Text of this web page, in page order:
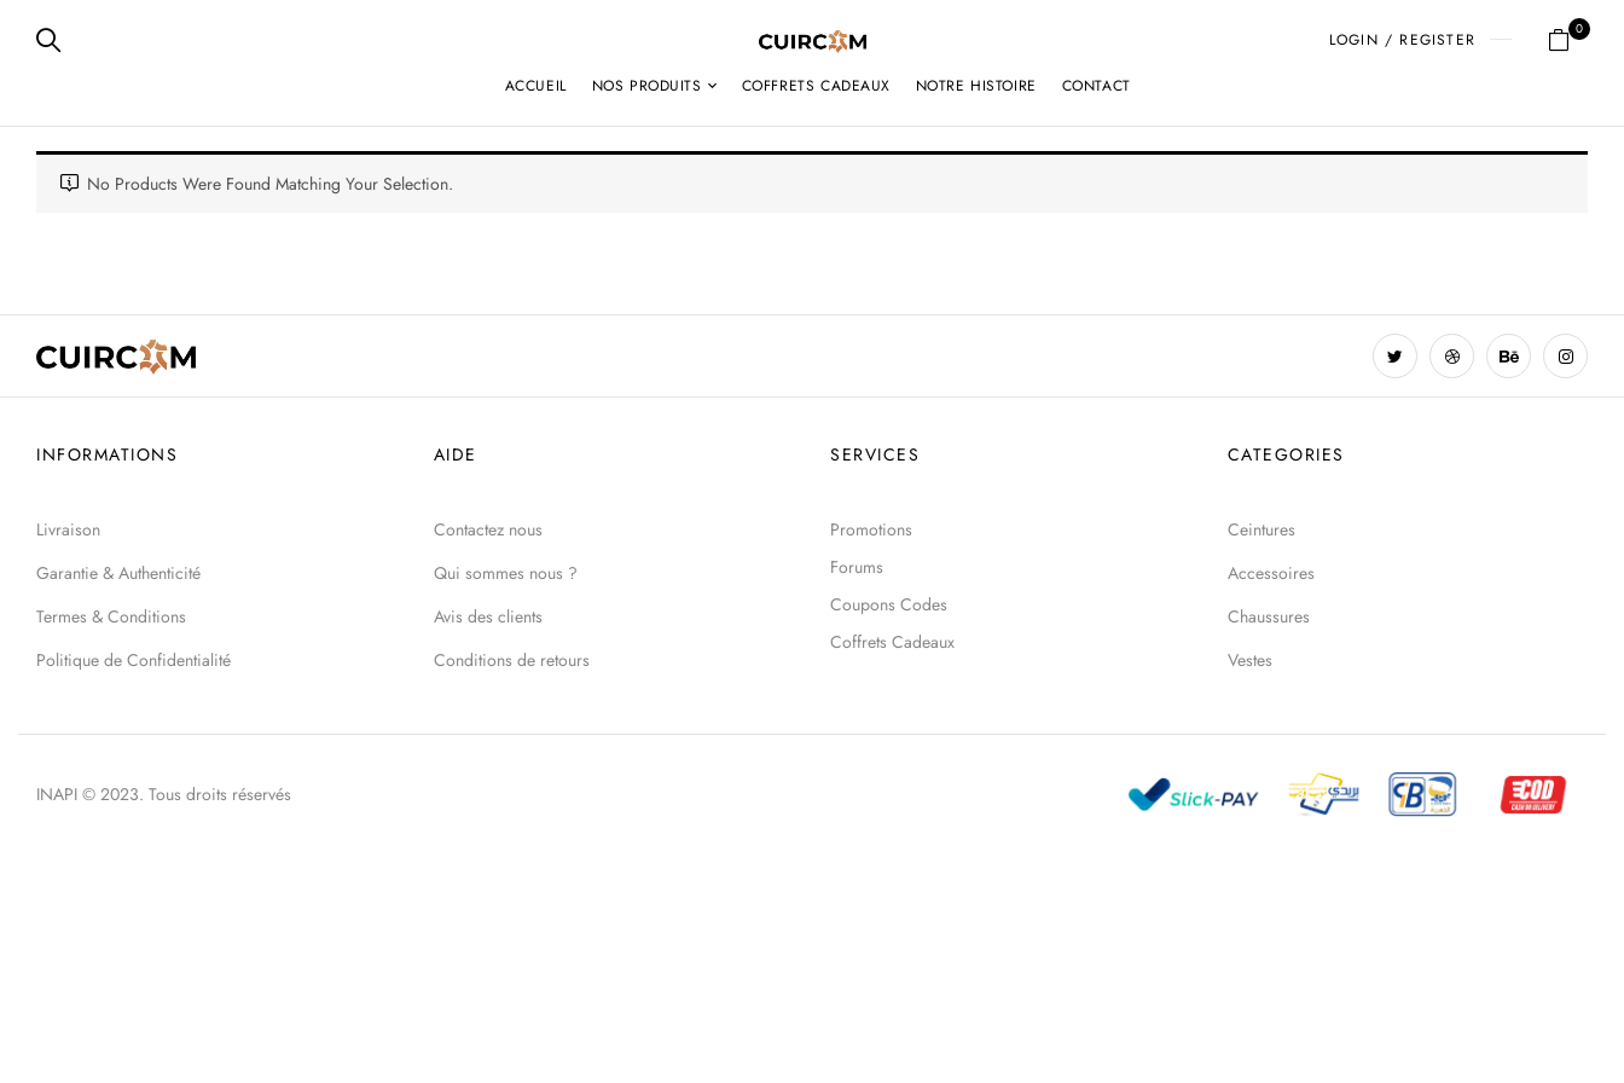
LOGIN / REGISTER
0
ACCUEIL NOS PRODUITS COFFRETS CADEAUX NOTRE HISTOIRE CONTACT
No Products Were Found Matching Your Selection.
INFORMATIONS
Livraison
Garantie & Authenticité
Termes & Conditions
Politique de Confidentialité
AIDE
Contactez nous
Qui sommes nous ?
Avis des clients
Conditions de retours
SERVICES
Promotions
Forums
Coupons Codes
Coffrets Cadeaux
CATEGORIES
Ceintures
Accessoires
Chaussures
Vestes
INAPI © 2023. Tous droits réservés